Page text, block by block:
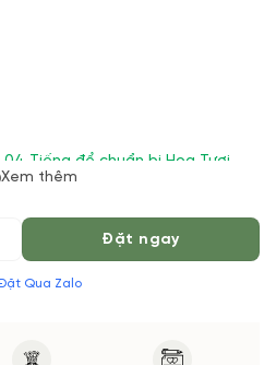
Tiếng để chuẩn bị Hoa Tươi
Hoa phụ có thể thay đổi theo
phụ sẽ được thông báo đến Quý
khi cắm.
Xem thêm
Đặt ngay
Qua Zalo